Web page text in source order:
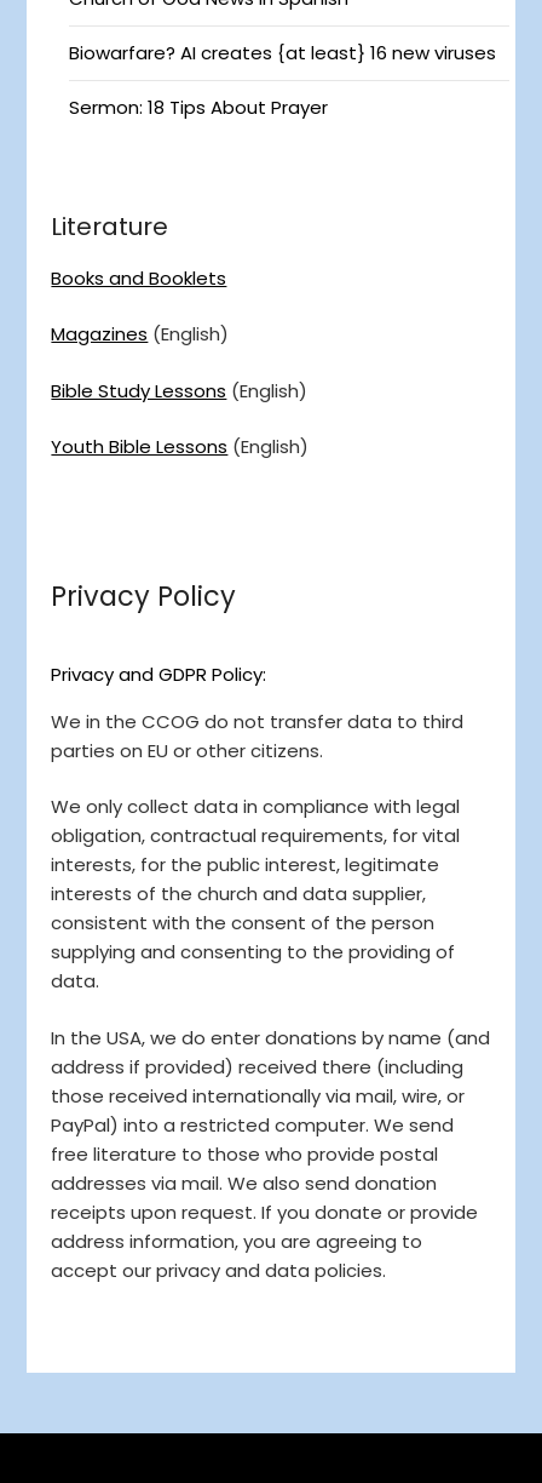
Biowarfare? AI creates {at least} 16 new viruses
Sermon: 18 Tips About Prayer
Literature
Books and Booklets
Magazines (English)
Bible Study Lessons (English)
Youth Bible Lessons (English)
Privacy Policy
Privacy and GDPR Policy:
We in the CCOG do not transfer data to third
parties on EU or other citizens.
We only collect data in compliance with legal
obligation, contractual requirements, for vital
interests, for the public interest, legitimate
interests of the church and data supplier,
consistent with the consent of the person
supplying and consenting to the providing of
data.
In the USA, we do enter donations by name (and
address if provided) received there (including
those received internationally via mail, wire, or
PayPal) into a restricted computer. We send
free literature to those who provide postal
addresses via mail. We also send donation
receipts upon request. If you donate or provide
address information, you are agreeing to
accept our privacy and data policies.